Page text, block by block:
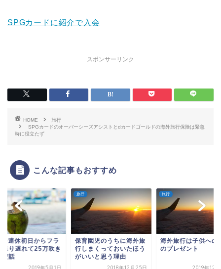
SPGカードに紹介で入会
スポンサーリンク
HOME
旅行
SPGカードのオーバーシーズアシストとdカードゴールドの海外旅行保険は緊急
時に役立たず
こんな記事もおすすめ
園児のうちに海外旅
まくっておいたほう
いと思う理由
旅行
海外旅行は子供への最高
のプレゼント
旅行
裏ワザでスターアラ
ンスのゴールドステ